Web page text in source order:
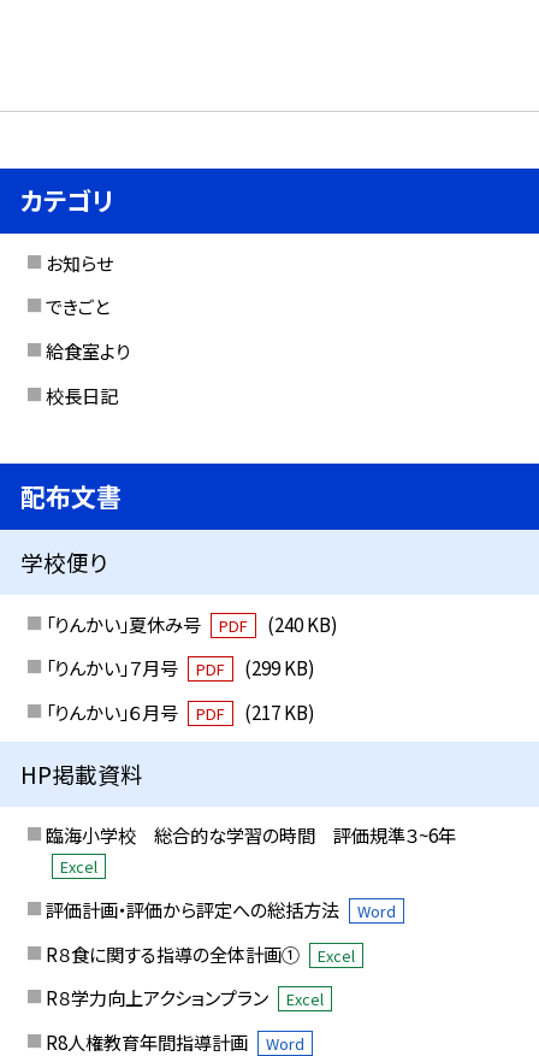
カテゴリ
お知らせ
できごと
給食室より
校長日記
配布文書
学校便り
「りんかい」夏休み号 PDF
(240 KB)
「りんかい」７月号
PDF
(299 KB)
「りんかい」６月号
PDF (217 KB)
HP掲載資料
臨海小学校 総合的な学習の時間 評価規準３~6年
Excel
評価計画・評価から評定への総括方法 Word
R８食に関する指導の全体計画① Excel
R８学力向上アクションプラン Excel
R8人権教育年間指導計画 Word